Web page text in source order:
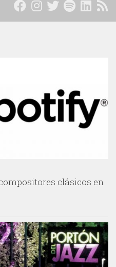
clásicos en